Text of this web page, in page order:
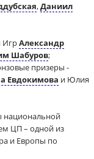
,Даниил
ИгрАлександр
Шабуров;
призеры -
Евдокимова и Юлия
национальной
ЦП – одной из
и Европы по